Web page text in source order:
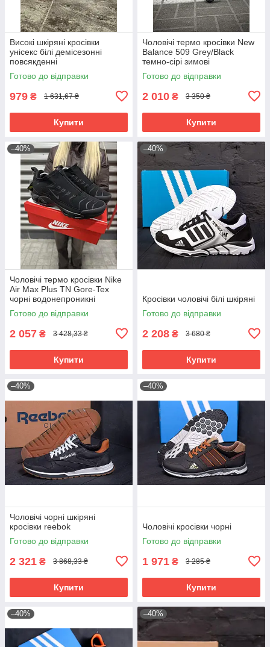
Високі шкіряні кросівки
унісекс білі демісезонні
повсякденні
Готово до відправки
979 ₴ 1 631,67 ₴
Купити
Чоловічі термо кросівки New
Balance 509 Grey/Black
темно-сірі зимові
водонепроникні Cordura
Готово до відправки
2 010 ₴ 3 350 ₴
Купити
–40%
Чоловічі термо кросівки Nike
Air Max Plus TN Gore-Tex
чорні водонепроникні
Готово до відправки
2 057 ₴ 3 428,33 ₴
Купити
–40%
Кросівки чоловічі білі шкіряні
Готово до відправки
2 208 ₴ 3 680 ₴
Купити
–40%
Чоловічі чорні шкіряні
кросівки reebok
Готово до відправки
2 321 ₴ 3 868,33 ₴
Купити
–40%
Чоловічі кросівки чорні
Готово до відправки
1 971 ₴ 3 285 ₴
Купити
–40% –40%